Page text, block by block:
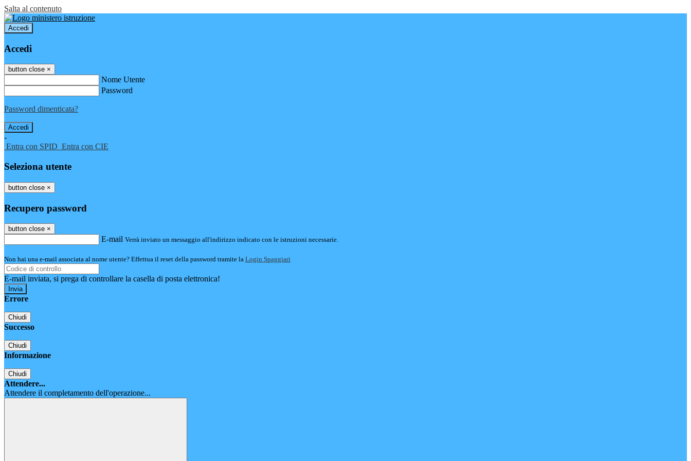
Salta al contenuto
Accedi
Accedi
button close ×
Nome Utente
Password
Password dimenticata?
-
Entra con SPID Entra con CIE
Seleziona utente
button close ×
Recupero password
button close ×
E-mail Verrà inviato un messaggio all'indirizzo indicato con le istruzioni necessarie.
Non hai una e-mail associata al nome utente? Effettua il reset della password tramite la Login Spaggiari
E-mail inviata, si prega di controllare la casella di posta elettronica!
Errore
Chiudi
Successo
Chiudi
Informazione
Chiudi
Attendere...
Attendere il completamento dell'operazione...